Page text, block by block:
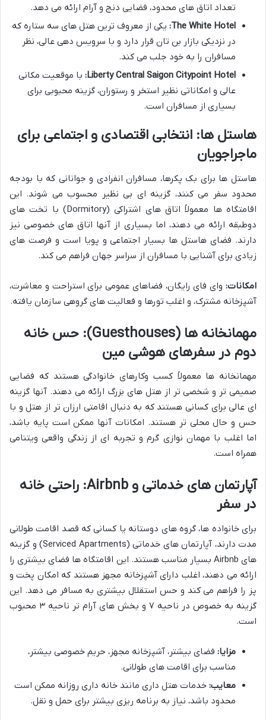
تعداد اتاق های محدود، فضایی دنج و آرام ارائه می دهد.
The White Hotel: یکی از معروف ترین هتل های سه ستاره که
در نزدیکی بازار بن تان قرار دارد و با سرویس دهی عالی، نظر
مسافران را به خود جلب می کند.
Liberty Central Saigon Citypoint Hotel: با موقعیت مکانی
عالی و امکاناتی نظیر استخر و رستوران، گزینه محبوبی برای
بسیاری از مسافران است.
هاستل ها: انتخابی اقتصادی و اجتماعی برای
ماجراجویان
هاستل ها برای بک پکرها، مسافران انفرادی و جوانانی که با بودجه
محدود سفر می کنند، گزینه ای بی نظیر محسوب می شوند. این
اقامتگاه ها معمولاً اتاق های اشتراکی (Dormitory) با تخت های
دوطبقه ارائه می دهند، اما بسیاری از آنها اتاق های خصوصی نیز
دارند. فضای هاستل ها بسیار اجتماعی و پویا است و فرصت های
زیادی برای آشنایی با مسافران از سراسر جهان فراهم می کند.
امکانات: وای فای رایگان، فضاهای عمومی برای استراحت و معاشرت،
آشپزخانه مشترک، و اغلب تورها و فعالیت های گروهی سازمان یافته.
مهمانخانه ها (Guesthouses): حس خانه
دوم در سفرهای هوشی مین
مهمانخانه ها معمولاً کسب وکارهای خانوادگی هستند که فضایی
صمیمی تر و شخصی تر از هتل های بزرگ ارائه می دهند. آنها گزینه
ای عالی برای کسانی هستند که به دنبال اقامتی ارزان تر از هتل و با
حس و حال محلی تر هستند. امکانات آنها ممکن است پایه باشد،
اما اغلب با مهمان نوازی گرم و تجربه ای از زندگی واقعی ویتنامی
همراه است.
آپارتمان های خدماتی و Airbnb: راحتی خانه
در سفر
برای خانواده ها، گروه های دوستانه یا کسانی که قصد اقامت طولانی
مدت دارند، آپارتمان های خدماتی (Serviced Apartments) و گزینه
های Airbnb بسیار مناسب هستند. این اقامتگاه ها فضای بیشتری را
ارائه می دهند، اغلب دارای آشپزخانه مجهز هستند که امکان پخت و
پز را فراهم می کند و حس استقلال بیشتری به مسافر می دهد. این
گزینه به خصوص در ناحیه ۷ و بخش های آرام تر ناحیه ۳ محبوب
است.
مزایا: فضای بیشتر، آشپزخانه مجهز، حریم خصوصی بیشتر،
مناسب برای اقامت های طولانی.
معایب: خدمات هتل داری مانند خانه داری روزانه ممکن است
محدود باشد، نیاز به برنامه ریزی بیشتر برای حمل و نقل.